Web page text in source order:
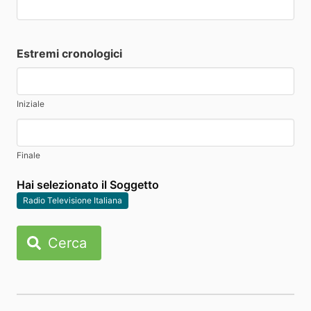
Estremi cronologici
Iniziale
Finale
Hai selezionato il Soggetto
Radio Televisione Italiana
Cerca